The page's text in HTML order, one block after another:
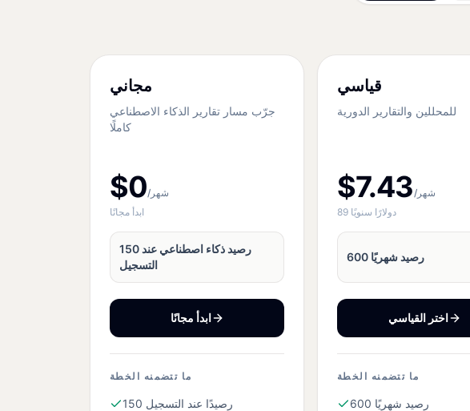
مجاني
جرّب مسار تقارير الذكاء الاصطناعي
كاملًا
$0 /شهر
ابدأ مجانًا
150 رصيد ذكاء اصطناعي عند
التسجيل
ابدأ مجانًا
ما تتضمنه الخطة
150 رصيدًا عند التسجيل
قياسي
للمحللين والتقارير الدورية
$7.43 /شهر
89 دولارًا سنويًا
600 رصيد شهريًا
اختر القياسي
ما تتضمنه الخطة
600 رصيد شهريًا